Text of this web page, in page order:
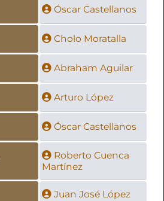
Óscar Castellanos
Cholo Moratalla
Abraham Aguilar
Arturo López
Óscar Castellanos
Roberto Cuenca
Martínez
Juan José López